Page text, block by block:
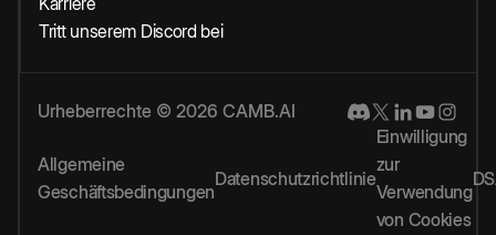
Tritt unserem Discord bei
Urheberrechte © 2026 CAMB.AI
Allgemeine
Geschäftsbedingungen
Datenschutzrichtlinie
Einwilligung
zur
Verwendung
von Cookies